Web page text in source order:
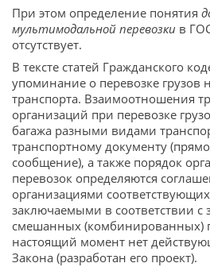
При этом определение понятия
мультимодальной перевозки в
отсутствует.
В тексте статей Гражданского
упоминание о перевозке грузов
транспорта. Взаимоотношения
организаций при перевозке
багажа разными видами
транспортному документу
сообщение), а также порядок
перевозок определяются
организациями
заключаемыми в соответствии
смешанных (комбинированных)
настоящий момент нет
Закона (разработан его проект).